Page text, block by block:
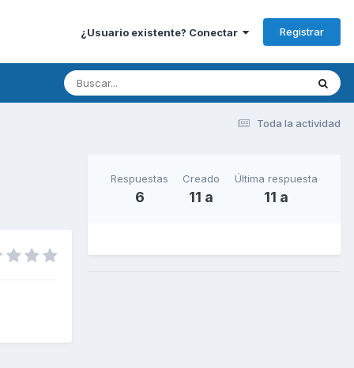
¿Usuario existente? Conectar Registrar
Toda la actividad
Respuestas
6
Creado
11 a
Última respuesta
11 a